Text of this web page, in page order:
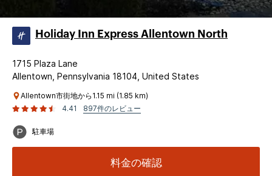
Holiday Inn Express Allentown North
1715 Plaza Lane
Allentown, Pennsylvania 18104, United States
Allentown市街地から1.15 mi (1.85 km)
4.41
897件のレビュー
駐車場
料金の確認